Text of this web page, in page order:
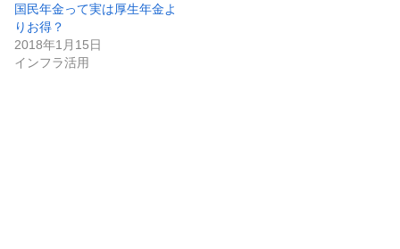
国民年金って実は厚生年金よ
りお得？
2018年1月15日
インフラ活用